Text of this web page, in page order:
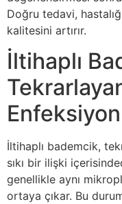
Doğru tedavi,
kalitesini artırır.
İltihaplı
İltihaplı bademcik,
sıkı bir ilişki
genellikle aynı
ortaya çıkar. Bu